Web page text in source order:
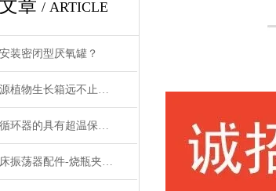
章 / ARTICLE
装密闭型厌氧罐？
原来冷光源植物生长箱远不止那么简单
低温恒温循环器的具有超温保护，传感器异常保护功能
实验室摇床振荡器配件-烧瓶夹具的分类和介绍